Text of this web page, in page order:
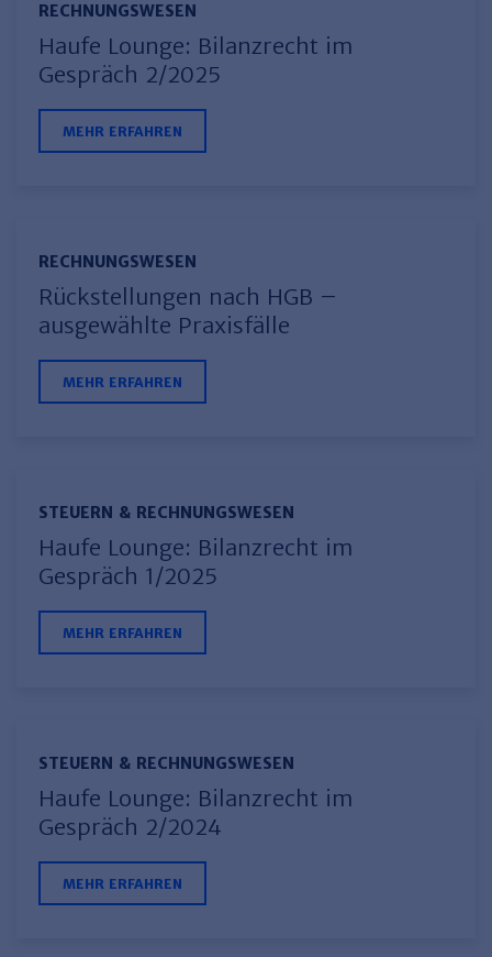
RECHNUNGSWESEN
Haufe Lounge: Bilanzrecht im
Gespräch 2/2025
MEHR ERFAHREN
RECHNUNGSWESEN
Rückstellungen nach HGB –
ausgewählte Praxisfälle
MEHR ERFAHREN
STEUERN & RECHNUNGSWESEN
Haufe Lounge: Bilanzrecht im
Gespräch 1/2025
MEHR ERFAHREN
STEUERN & RECHNUNGSWESEN
Haufe Lounge: Bilanzrecht im
Gespräch 2/2024
MEHR ERFAHREN